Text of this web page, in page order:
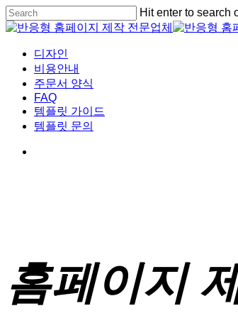
Skip
to
main
content
Hit enter to search
Close
Menu
디자인
비용안내
주문서 양식
FAQ
템플릿 가이드
템플릿 문의
홈페이지